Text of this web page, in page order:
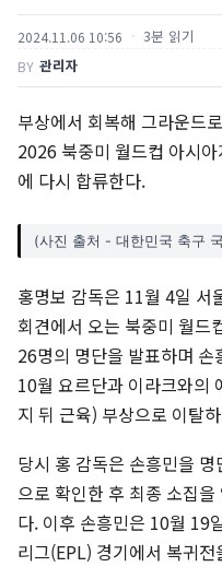
2024.11.06 10:56 3분 읽기
BY 관리자
부상에서 회복해 그라운드
2026 북중미 월드컵 아시
에 다시 합류한다.
(사진 출처 - 대한민국 축구
홍명보 감독은 11월 4일 서
회견에서 오는 북중미 월드
26명의 명단을 발표하며
10월 요르단과 이라크와의
지 뒤 근육) 부상으로 이탈
당시 홍 감독은 손흥민을
으로 확인한 후 최종 소집
다. 이후 손흥민은 10월 19
리그(EPL) 경기에서 복귀